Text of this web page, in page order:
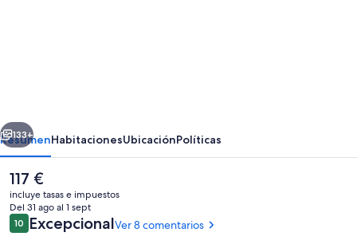
Siguiente
133+
ResumenHabitacionesUbicaciónPolíticas
El
precio
actual
es
de
117 €
incluye tasas e impuestos
Del 31 ago al 1 sept
Comentarios
1010 de 10
ExcepcionalVer 8 comentarios